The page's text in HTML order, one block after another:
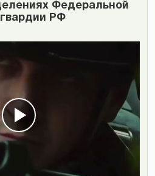
Федеральной
РФ